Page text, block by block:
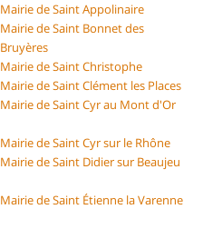
Mairie de Saint Appolinaire
Mairie de Saint Bonnet des
Bruyères
Mairie de Saint Christophe
Mairie de Saint Clément les Places
Mairie de Saint Cyr au Mont d'Or
Mairie de Saint Cyr sur le Rhône
Mairie de Saint Didier sur Beaujeu
Mairie de Saint Étienne la Varenne